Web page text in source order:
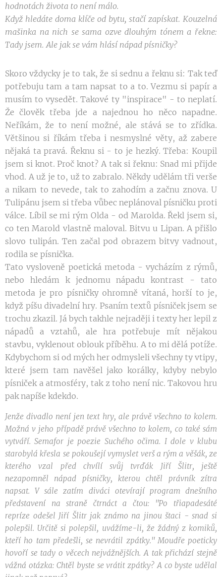
hodnotách života to není málo.
Když hledáte doma klíče od bytu, stačí zapískat. Kouzelná
mašinka na nich se sama ozve dlouhým tónem a řekne:
Tady jsem. Ale jak se vám hlásí nápad písničky?
Skoro vždycky je to tak, že si sednu a řeknu si: Tak teď
potřebuju tam a tam napsat to a to. Vezmu si papír a
musím to vysedět. Takové ty "inspirace" - to neplatí.
Že člověk třeba jde a najednou ho něco napadne.
Neříkám, že to není možné, ale stává se to zřídka.
Většinou si říkám třeba i nesmyslné věty, až zabere
nějaká ta pravá. Řeknu si - to je hezký. Třeba: Koupil
jsem si knot. Proč knot? A tak si řeknu: Snad mi přijde
vhod. A už je to, už to zabralo. Někdy udělám tři verše
a nikam to nevede, tak to zahodím a začnu znova. U
Tulipánu jsem si třeba vůbec neplánoval písničku proti
válce. Líbil se mi rým Olda - od Marolda. Řekl jsem si,
co ten Marold vlastně maloval. Bitvu u Lipan. A přišlo
slovo tulipán. Ten začal pod obrazem bitvy vadnout,
rodila se písnička.
Tato vysloveně poetická metoda - vycházím z rýmů,
nebo hledám k jednomu nápadu kontrast - tato
metoda je pro písničky ohromně vítaná, horší to je,
když píšu divadelní hry. Psaním textů písniček jsem se
trochu zkazil. Já bych takhle nejraději i texty her lepil z
nápadů a vztahů, ale hra potřebuje mít nějakou
stavbu, vyklenout oblouk příběhu. A to mi dělá potíže.
Kdybychom si od mých her odmysleli všechny ty vtipy,
které jsem tam navěšel jako korálky, kdyby nebylo
písniček a atmosféry, tak z toho není nic. Takovou hru
pak napíše kdekdo.
Jenže divadlo není jen text hry, ale právě všechno to kolem.
Možná v jeho případě právě všechno to kolem, co také sám
vytváří. Semafor je poezie Suchého očima. I dole v klubu
starobylá křesla se pokoušejí vymyslet verš a rým a věšák, ze
kterého vzal před chvílí svůj tvrďák Jiří Šlitr, ještě
nezapomněl nápad písničky, kterou chtěl právník zítra
napsat. V sále zatím diváci otevírají program dnešního
představení na straně čtrnáct a čtou: "Po třiapadesáté
repríze odešel Jiří Šlitr jak známo na jinou štaci - snad si
polepšil. Určitě si polepšil, uvážíme-li, že žádný z komiků,
kteří ho tam předešli, se nevrátil zpátky." Moudře poeticky
hovoří se tady o věcech nejvážnějších. A tak přichází stejně
vážná otázka: Chtěl byste se vrátit zpátky? A co byste udělal